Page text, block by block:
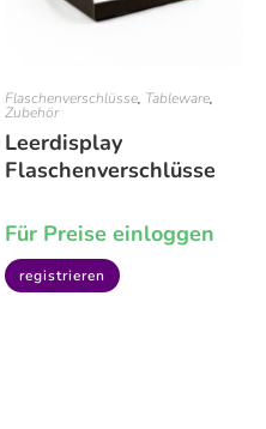
Flaschenverschlüsse, Tableware,
Zubehör
Leerdisplay
Flaschenverschlüsse
Für Preise einloggen
registrieren